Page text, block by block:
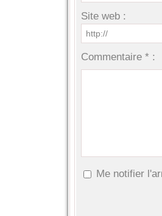
Site web :
Commentaire * :
Me notifier